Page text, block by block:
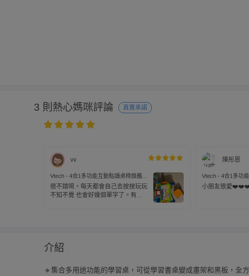
3 則熱心媽咪評論 真實承諾
vv
Vtech - 4合1多功能互動點讀桌椅旗艦
組-(1桌+7套學習卡)
很不錯唷。每天都會自己去按按玩玩
不知不覺 也會好幾個單字了。有任
陳彤恩
Vtech - 4合1多功
組-(1桌+7套學習
機出貨
小朋友很愛
介紹
🔹集合多用途功能的學習桌，可從學習書桌變成畫架和黑板，全